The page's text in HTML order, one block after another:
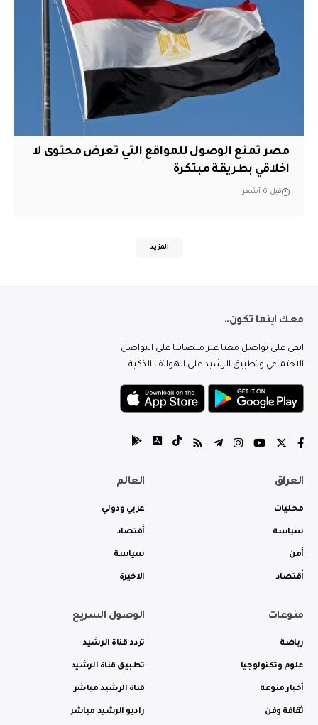
مصر تمنع الوصول للمواقع التي تعرض محتوى لا
اخلاقي بطريقة مبتكرة
قبل 6 أشهر
المزيد
معك اينما تكون..
ابقى على تواصل معنا عبر منصاتنا على التواصل
الاجتماعي وتطبيق الرشيد على الهواتف الذكية.
العراق
محليات
سياسة
أمن
أقتصاد
العالم
عربي ودولي
أقتصاد
سياسة
الاخيرة
منوعات
رياضة
علوم وتكنولوجيا
أخبار منوعة
ثقافة وفن
الوصول السريع
تردد قناة الرشيد
تطبيق قناة الرشيد
قناة الرشيد مباشر
راديو الرشيد مباشر